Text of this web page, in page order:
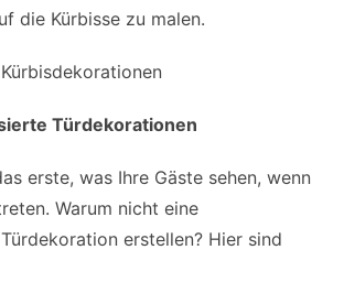
die Kürbisse zu malen.
Türdekorationen
erste, was Ihre Gäste sehen, wenn
Warum nicht eine
erstellen? Hier sind